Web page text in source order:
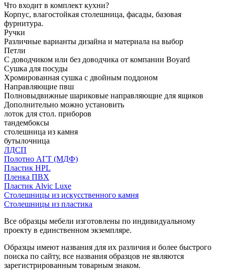
Что входит в комплект кухни?
Корпус, влагостойкая столешница, фасады, базовая
фурнитура.
Ручки
Различные варианты дизайна и материала на выбор
Петли
С доводчиком или без доводчика от компании Boyard
Сушка для посуды
Хромированная сушка с двойным поддоном
Направляющие пвш
Полновыдвижные шариковые направляющие для ящиков
Дополнительно можно установить
лоток для стол. приборов
тандембоксы
столешница из камня
бутылочница
ЛДСП
Полотно АГТ (МДФ)
Пластик HPL
Пленка ПВХ
Пластик Alvic Luxe
Столешницы из искусственного камня
Столешницы из пластика
Все образцы мебели изготовлены по индивидуальному
проекту в единственном экземпляре.
Образцы имеют названия для их различия и более быстрого
поиска по сайту, все названия образцов не являются
зарегистрированным товарным знаком.